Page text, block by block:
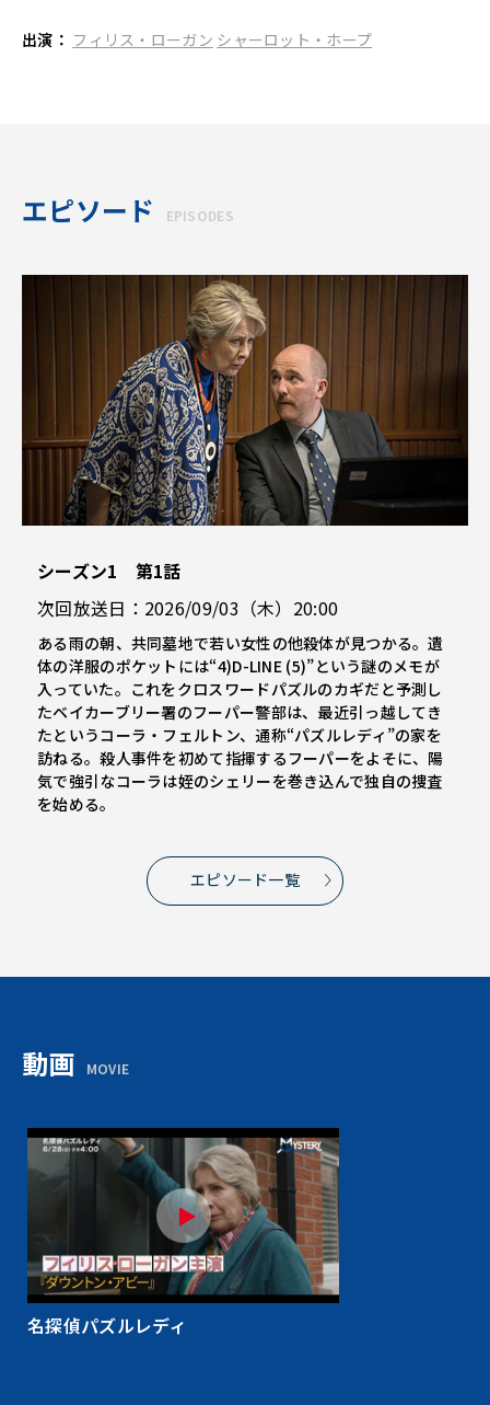
出演： フィリス・ローガン シャーロット・ホープ
エピソード EPISODES
シーズン1 第1話
次回放送日：2026/09/03（木）20:00
ある雨の朝、共同墓地で若い女性の他殺体が見つかる。遺
体の洋服のポケットには“4)D-LINE (5)”という謎のメモが
入っていた。これをクロスワードパズルのカギだと予測し
たベイカーブリー署のフーパー警部は、最近引っ越してき
たというコーラ・フェルトン、通称“パズルレディ”の家を
訪ねる。殺人事件を初めて指揮するフーパーをよそに、陽
気で強引なコーラは姪のシェリーを巻き込んで独自の捜査
を始める。
エピソード一覧
動画 MOVIE
名探偵パズルレディ